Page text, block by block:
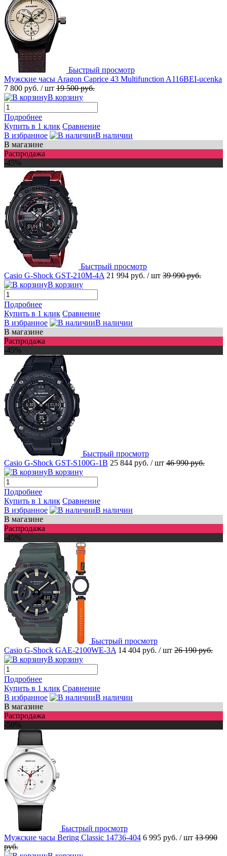
Быстрый просмотр
Мужские часы Aragon Caprice 43 Multifunction A116BEI-ucenka
7 800 руб. / шт 19 500 руб.
В корзину
Подробнее
Купить в 1 клик Сравнение
В избранное
В наличии
В магазине
Распродажа
-45%
Быстрый просмотр
Casio G-Shock GST-210M-4A 21 994 руб. / шт 39 990 руб.
В корзину
Подробнее
Купить в 1 клик Сравнение
В избранное
В наличии
В магазине
Распродажа
-45%
Быстрый просмотр
Casio G-Shock GST-S100G-1B 25 844 руб. / шт 46 990 руб.
В корзину
Подробнее
Купить в 1 клик Сравнение
В избранное
В наличии
В магазине
Распродажа
-45%
Быстрый просмотр
Casio G-Shock GAE-2100WE-3A 14 404 руб. / шт 26 190 руб.
В корзину
Подробнее
Купить в 1 клик Сравнение
В избранное
В наличии
В магазине
Распродажа
-50%
Быстрый просмотр
Мужские часы Bering Classic 14736-404 6 995 руб. / шт 13 990
руб.